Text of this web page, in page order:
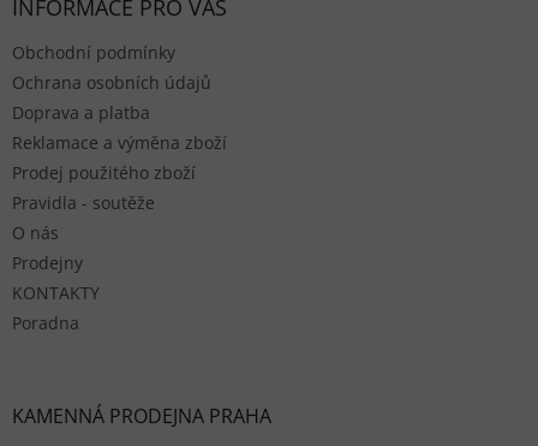
INFORMACE PRO VÁS
Obchodní podmínky
Ochrana osobních údajů
Doprava a platba
Reklamace a výměna zboží
Prodej použitého zboží
Pravidla - soutěže
O nás
Prodejny
KONTAKTY
Poradna
KAMENNÁ PRODEJNA PRAHA